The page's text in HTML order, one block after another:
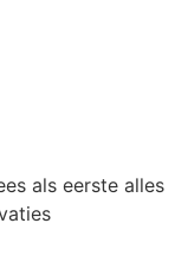
als eerste alles